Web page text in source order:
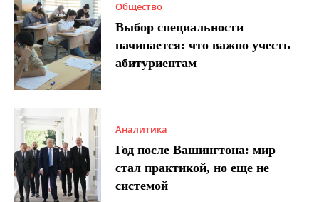
Общество
Выбор специальности
начинается: что важно учесть
абитуриентам
Аналитика
Год после Вашингтона: мир
стал практикой, но еще не
системой